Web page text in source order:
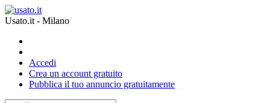
Usato.it - Milano
Accedi
Crea un account gratuito
Pubblica il tuo annuncio gratuitamente